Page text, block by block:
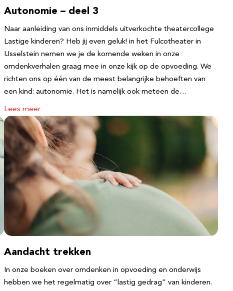
Autonomie – deel 3
Naar aanleiding van ons inmiddels uitverkochte theatercollege
Lastige kinderen? Heb jij even geluk! in het Fulcotheater in
IJsselstein nemen we je de komende weken in onze
omdenkverhalen graag mee in onze kijk op de opvoeding. We
richten ons op één van de meest belangrijke behoeften van
een kind: autonomie. Het is namelijk ook meteen de…
Lees meer
Aandacht trekken
In onze boeken over omdenken in opvoeding en onderwijs
hebben we het regelmatig over “lastig gedrag” van kinderen.